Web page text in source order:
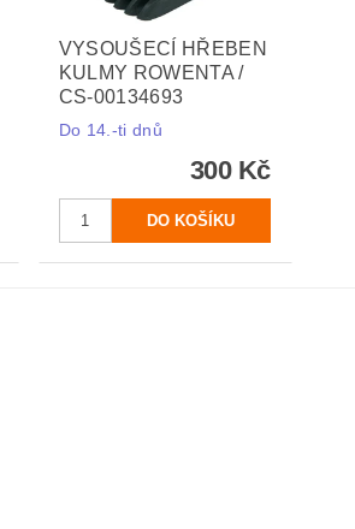
VYSOUŠECÍ HŘEBEN
KULMY ROWENTA /
CS-00134693
Do 14.-ti dnů
300 Kč